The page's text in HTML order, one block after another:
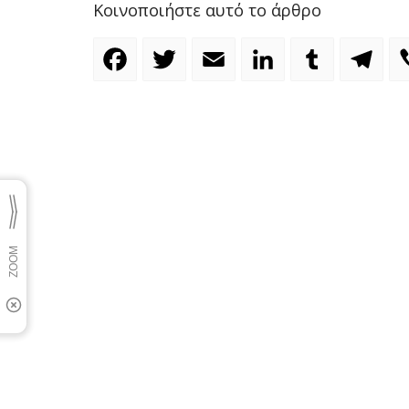
Κοινοποιήστε αυτό το άρθρο
FacebookTwitter Email LinkedIn Tumblr